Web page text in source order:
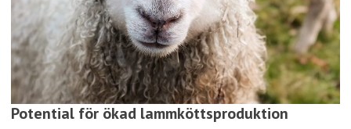
Potential för ökad lammköttsproduktion